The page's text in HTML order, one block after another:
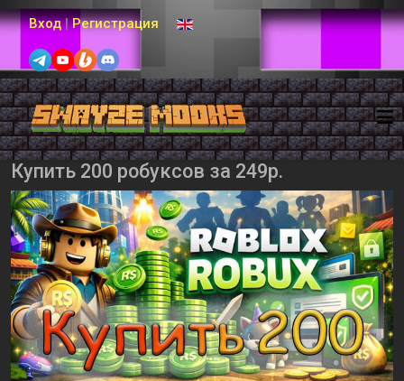
Вход | Регистрация Выберите язык
Купить 200 робуксов за 249р.